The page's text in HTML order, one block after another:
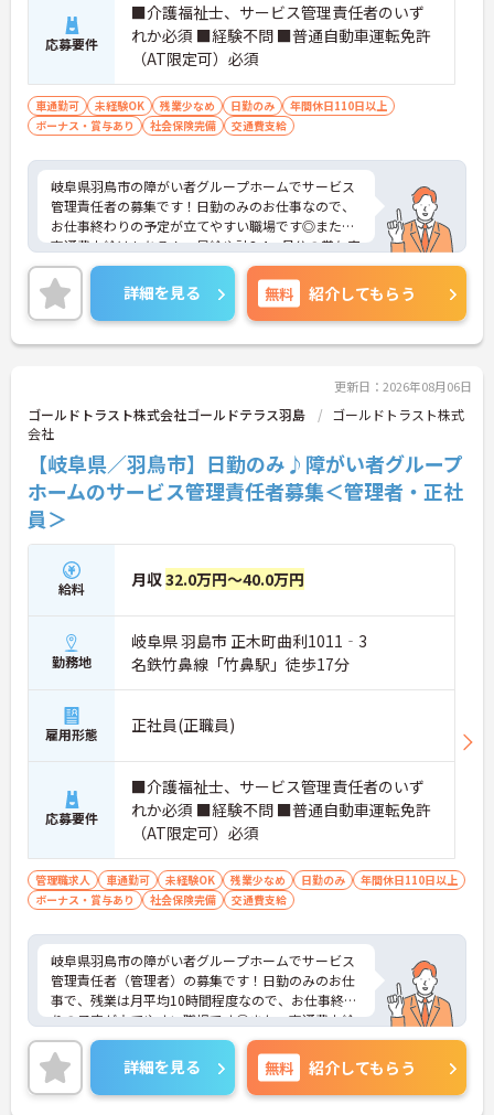
応募要件
■介護福祉士、サービス管理責任者のいず
れか必須 ■経験不問 ■普通自動車運転免許
（AT限定可）必須
車通勤可 未経験OK 残業少なめ 日勤のみ
年間休日110日以上
ボーナス・賞与あり
社会保険完備 交通費支給
岐阜県羽鳥市の障がい者グループホームでサービス
管理責任者の募集です！日勤のみのお仕事なので、
お仕事終わりの予定が立てやすい職場です◎また、
交通費支給はもちろん、昇給や計3.4ヵ月分の賞与実
績ありで待遇面もばっちり！あなたの頑張りがしっ
かり評価される職場です♪ご興味のある方は面接ポ
イントをお伝えしますので、お気軽にご連絡くださ
い！
詳細を見る 無料 紹介してもらう
更新日：2026年08月06日
ゴールドトラスト株式会社ゴールドテラス羽島
ゴールドトラスト株式
会社
【岐阜県／羽鳥市】日勤のみ♪障がい者グループ
ホームのサービス管理責任者募集＜管理者・正社
員＞
給料 月収32.0万円～40.0万円
勤務地
岐阜県 羽島市 正木町曲利1011‐3
名鉄竹鼻線「竹鼻駅」徒歩17分
雇用形態 正社員(正職員)
応募要件
■介護福祉士、サービス管理責任者のいず
れか必須 ■経験不問 ■普通自動車運転免許
（AT限定可）必須
管理職求人 車通勤可 未経験OK 残業少なめ 日勤のみ
年間休日110日以上
ボーナス・賞与あり
社会保険完備 交通費支給
岐阜県羽鳥市の障がい者グループホームでサービス
管理責任者（管理者）の募集です！日勤のみのお仕
事で、残業は月平均10時間程度なので、お仕事終わ
りの予定が立てやすい職場です◎また、交通費支給
はもちろん、昇給や計3.4ヵ月分の賞与実績があるの
で、待遇面もばっちり！あなたの頑張りがしっかり
評価される職場です♪ご興味のある方は面接ポイン
トをお伝えしますので、お気軽にご連絡ください！
詳細を見る 無料 紹介してもらう